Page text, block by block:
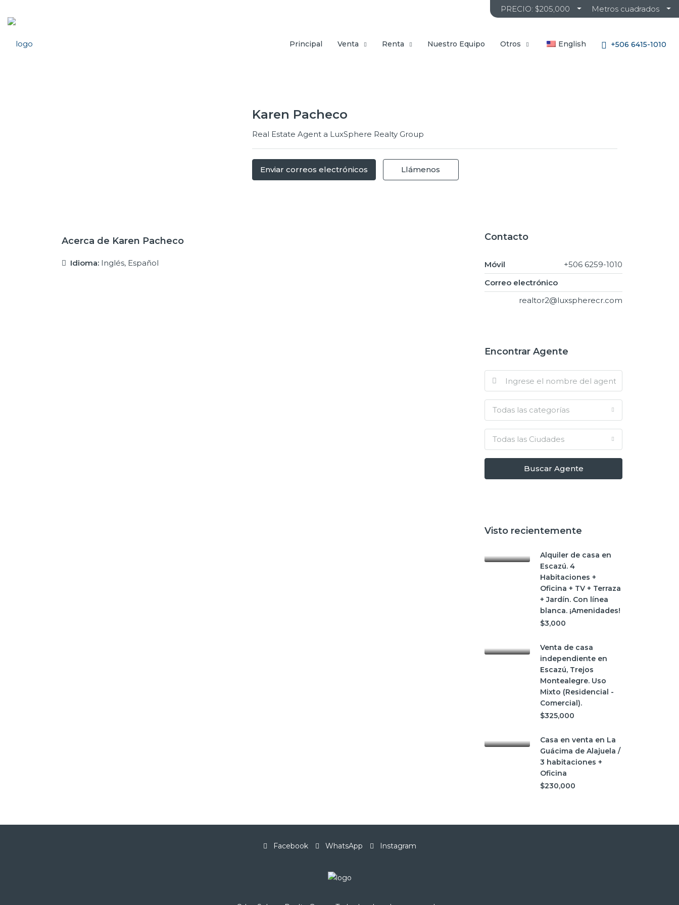
PRECIO: $205,000 Metros cuadrados
Principal Venta Renta Nuestro Equipo Otros English +506 6415-1010
Karen Pacheco
Real Estate Agent a LuxSphere Realty Group
Enviar correos electrónicos Llámenos
Acerca de Karen Pacheco
Idioma: Inglés, Español
Contacto
Móvil
+506 6259-1010
Correo electrónico
realtor2@luxspherecr.com
Encontrar Agente
Todas las categorías
Todas las Ciudades
Buscar Agente
Visto recientemente
Alquiler de casa en
Escazú. 4
Habitaciones +
Oficina + TV + Terraza
+ Jardín. Con línea
blanca. ¡Amenidades!
$3,000
Venta de casa
independiente en
Escazú, Trejos
Montealegre. Uso
Mixto (Residencial -
Comercial).
$325,000
Casa en venta en La
Guácima de Alajuela /
3 habitaciones +
Oficina
$230,000
Facebook WhatsApp Instagram